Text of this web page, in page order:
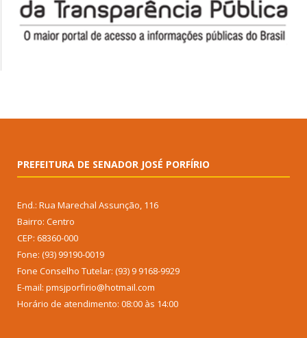
PREFEITURA DE SENADOR JOSÉ PORFÍRIO
End.: Rua Marechal Assunção, 116
Bairro: Centro
CEP: 68360-000
Fone: (93) 99190-0019
Fone Conselho Tutelar: (93) 9 9168-9929
E-mail: pmsjporfirio@hotmail.com
Horário de atendimento: 08:00 às 14:00